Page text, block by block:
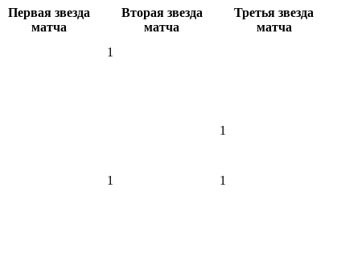
Первая звезда
матча
Вторая звезда
матча
Третья звезда
матча
1
1
1 1